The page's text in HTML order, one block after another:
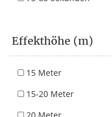
Effekthöhe (m)
15 Meter
15-20 Meter